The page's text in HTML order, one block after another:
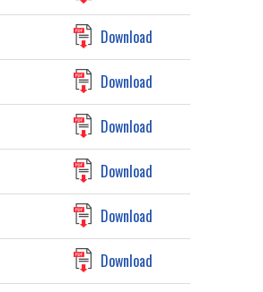
Download
Download
Download
Download
Download
Download